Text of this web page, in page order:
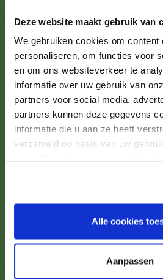
Deze website maakt gebruik van
We gebruiken cookies om content
personaliseren, om functies voor
en om ons websiteverkeer te
informatie over uw gebruik van
partners voor social media,
partners kunnen deze gegevens
informatie die u aan ze heeft
verzameld op basis van uw
Alle cookies
Aanpassen
Informatie
Garantie en klachten
Bestellen
Levering en betaling
Bedenktijd en
Steenhouwer 22c
9502 ET Stadskanaal